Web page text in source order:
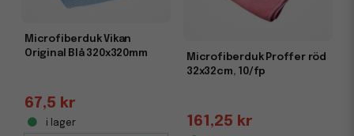
Microfiberduk Vikan
Original Blå 320x320mm
67,5 kr
i lager
Microfiberduk Proffer röd
32x32cm, 10/fp
161,25 kr